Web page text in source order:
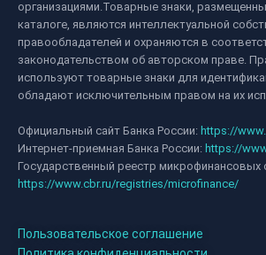
организациями.Товарные знаки,
каталоге, являются интеллектуальной
правообладателей и охраняются в
законодательством об авторском праве.
используют товарные знаки для
обладают исключительным правом на их
Официальный сайт Банка России: https://
Интернет-приемная Банка России: https://
Государственный реестр микрофинансовых
https://www.cbr.ru/registries/microfinance/
Пользовательское соглашение